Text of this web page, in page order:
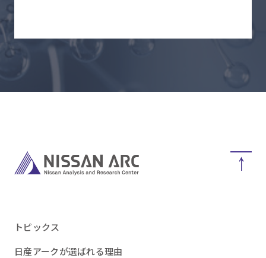
トピックス
日産アークが選ばれる理由